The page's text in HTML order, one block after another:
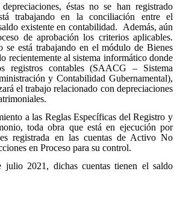
éstas no se han registrado
trabajando en la conciliación entre el
existente en contabilidad. Además, aún
de aprobación los criterios aplicables.
se está trabajando en el módulo de Bienes
recientemente al sistema informático donde
registros contables (SAACG – Sistema
y Contabilidad Gubernamental),
el trabajo relacionado con depreciaciones
a las Reglas Específicas del Registro y
toda obra que está en ejecución por
registrada en las cuentas de Activo No
en Proceso para su control.
2021, dichas cuentas tienen el saldo